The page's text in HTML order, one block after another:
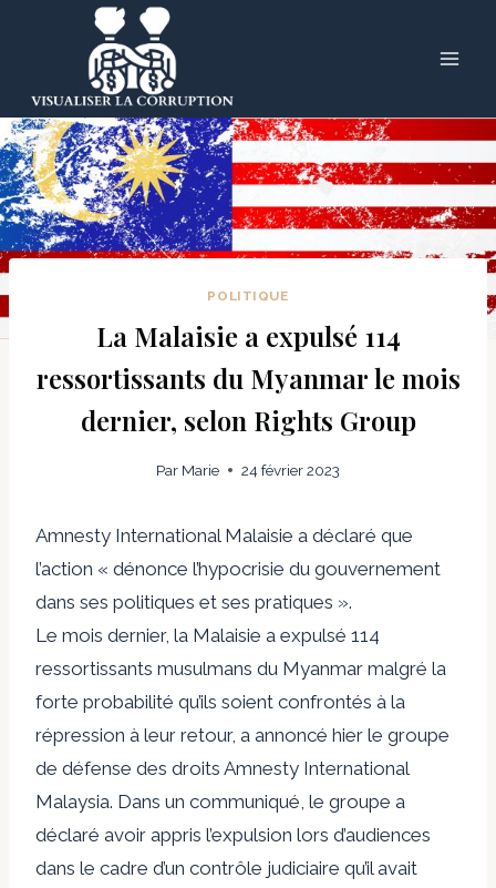
POLITIQUE
La Malaisie a expulsé 114
ressortissants du Myanmar le mois
dernier, selon Rights Group
Par Marie 24 février 2023
Amnesty International Malaisie a déclaré que
l’action « dénonce l’hypocrisie du gouvernement
dans ses politiques et ses pratiques ».
Le mois dernier, la Malaisie a expulsé 114
ressortissants musulmans du Myanmar malgré la
forte probabilité qu’ils soient confrontés à la
répression à leur retour, a annoncé hier le groupe
de défense des droits Amnesty International
Malaysia. Dans un communiqué, le groupe a
déclaré avoir appris l’expulsion lors d’audiences
dans le cadre d’un contrôle judiciaire qu’il avait